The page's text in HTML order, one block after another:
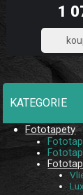
díky UV
ze 3
1
KATEGORIE
Fototapety